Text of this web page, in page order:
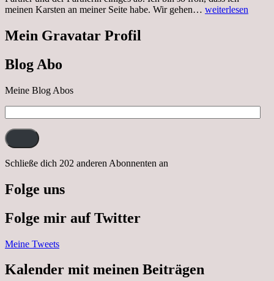
meinen Karsten an meiner Seite habe. Wir gehen… Sonnabend,
weiterlesen
Mein Gravatar Profil
Blog Abo
Meine Blog Abos
Mail-
Adresse:
Schließe dich 202 anderen Abonnenten an
Folge uns
Folge mir auf Twitter
Meine Tweets
Kalender mit meinen Beiträgen